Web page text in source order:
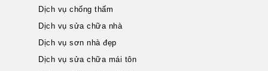
Dịch vụ chống thấm
Dịch vụ sửa chữa nhà
Dịch vụ sơn nhà đẹp
Dịch vụ sửa chữa mái tôn